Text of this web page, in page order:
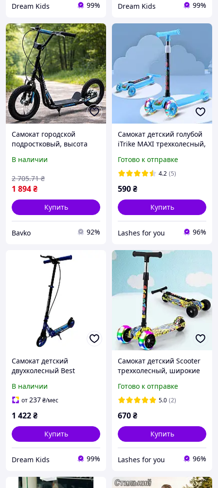
Dream Kids 99% Dream Kids 99%
Самокат городской
подростковый, высота
045-3-B Черный / Самокат
для подростка
В наличии
1 894₴
2 705.71 ₴
Купить
Bavko 92%
Самокат детский голубой
iTrike MAXI трехколесный,
Готово к отправке
4.2 (5)
590₴
Купить
Lashes for you 96%
Самокат детский
двухколесный Best
колеса PU, передний
амортизатор, ручной
В наличии
от237₴/мес
1 422₴
Купить
Dream Kids 99%
Самокат детский Scooter
трехколесный, широкие
Готово к отправке
5.0 (2)
670₴
Купить
Lashes for you 96%